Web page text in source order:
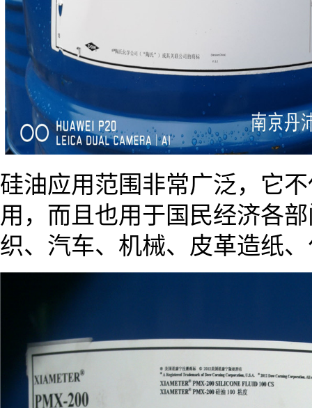
硅油应用范围非常广泛，它
用，而且也用于国民经济各
织、汽车、机械、皮革造纸